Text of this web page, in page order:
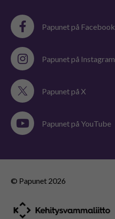
Papunet på Facebook
Papunet på Instagram
Papunet på X
Papunet på YouTube
© Papunet 2026